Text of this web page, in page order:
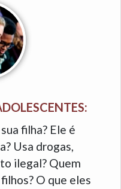
filha? Ele é
Usa drogas,
ilegal? Quem
O que eles